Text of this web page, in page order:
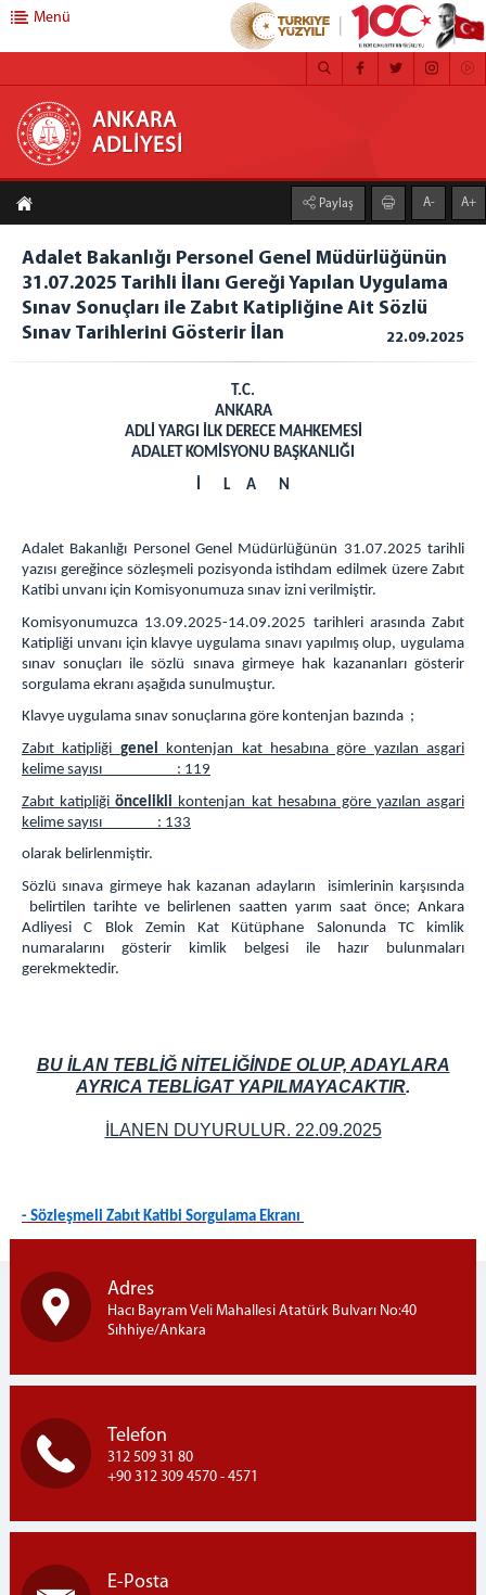
ANKARA ADLİYESİ
ANASAYFA
ADLİYEMİZ
MEDYA İLETİŞİM BÜROSU
BASIN DUYURULARI
ÇALIŞMA YÖNERGESİ
CUMHURİYET BAŞSAVCISI
İCRA DAİRELERİ BŞK.
İCRA DAİRELERİ BAŞKANLIĞI
İCRA DAİRELERİ IBAN NUMARALARI
İCRA DAİRELERİ AKTARILAN DOSYA LİSTELERİ
ANKARA İCRA DAİRELERİ-İLETİŞİM
ULAŞIM/İLETİŞİM
Menü
ANKARA
ADLİYESİ
Paylaş A- A+
Adalet Bakanlığı Personel Genel Müdürlüğünün
31.07.2025 Tarihli İlanı Gereği Yapılan Uygulama
Sınav Sonuçları ile Zabıt Katipliğine Ait Sözlü
Sınav Tarihlerini Gösterir İlan
22.09.2025
T.C.
ANKARA
ADLİ YARGI İLK DERECE MAHKEMESİ
ADALET KOMİSYONU BAŞKANLIĞI
İ L A N
Adalet Bakanlığı Personel Genel Müdürlüğünün 31.07.2025 tarihli
yazısı gereğince sözleşmeli pozisyonda istihdam edilmek üzere Zabıt
Katibi unvanı için Komisyonumuza sınav izni verilmiştir.
Komisyonumuzca 13.09.2025-14.09.2025 tarihleri arasında Zabıt
Katipliği unvanı için klavye uygulama sınavı yapılmış olup, uygulama
sınav sonuçları ile sözlü sınava girmeye hak kazananları gösterir
sorgulama ekranı aşağıda sunulmuştur.
Klavye uygulama sınav sonuçlarına göre kontenjan bazında ;
Zabıt katipliği genel
kontenjan kat hesabına göre yazılan asgari
kelime sayısı : 119
Zabıt katipliğiöncelikli kontenjan kat hesabına göre yazılan asgari
kelime sayısı : 133
olarak belirlenmiştir.
Sözlü sınava girmeye hak kazanan adayların isimlerinin karşısında
belirtilen tarihte ve belirlenen saatten yarım saat önce; Ankara
Adliyesi C Blok Zemin Kat Kütüphane Salonunda TC kimlik
numaralarını gösterir kimlik belgesi ile hazır bulunmaları
gerekmektedir.
BU İLAN TEBLİĞ NİTELİĞİNDE OLUP, ADAYLARA
AYRICA TEBLİGAT YAPILMAYACAKTIR.
İLANEN DUYURULUR. 22.09.2025
- Sözleşmeli Zabıt Katibi Sorgulama Ekranı
Adres
Hacı Bayram Veli Mahallesi Atatürk Bulvarı No:40
Sıhhiye/Ankara
Telefon
312 509 31 80
+90 312 309 4570 - 4571
E-Posta